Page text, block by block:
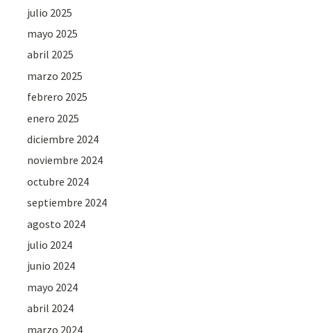
julio 2025
mayo 2025
abril 2025
marzo 2025
febrero 2025
enero 2025
diciembre 2024
noviembre 2024
octubre 2024
septiembre 2024
agosto 2024
julio 2024
junio 2024
mayo 2024
abril 2024
marzo 2024